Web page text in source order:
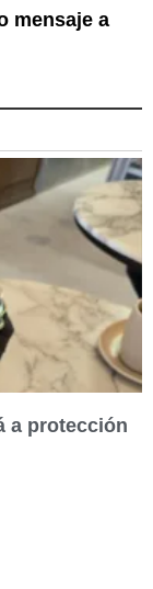
mensaje a
a protección